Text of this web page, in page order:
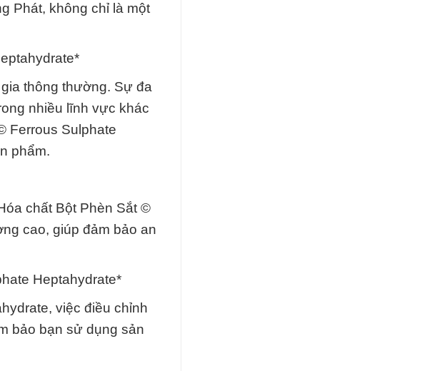
Phát, không chỉ là một
thông thường. Sự đa
nhiều lĩnh vực khác
Ferrous Sulphate
phẩm.
chất Bột Phèn Sắt ©
cao, giúp đảm bảo an
Heptahydrate*
việc điều chỉnh
bảo bạn sử dụng sản